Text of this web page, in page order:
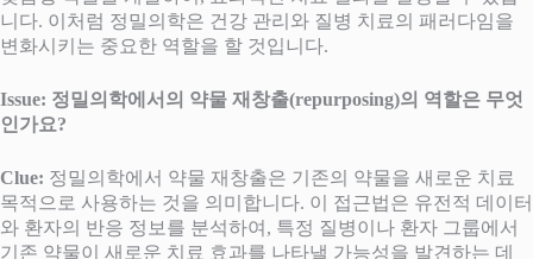
니다. 이처럼 정밀의학은 건강 관리와 질병 치료의 패러다임을
변화시키는 중요한 역할을 할 것입니다.
Issue: 정밀의학에서의 약물 재창출(repurposing)의 역할은 무엇
인가요?
Clue: 정밀의학에서 약물 재창출은 기존의 약물을 새로운 치료
목적으로 사용하는 것을 의미합니다. 이 접근법은 유전적 데이터
와 환자의 반응 정보를 분석하여, 특정 질병이나 환자 그룹에서
기존 약물이 새로운 치료 효과를 나타낼 가능성을 발견하는 데